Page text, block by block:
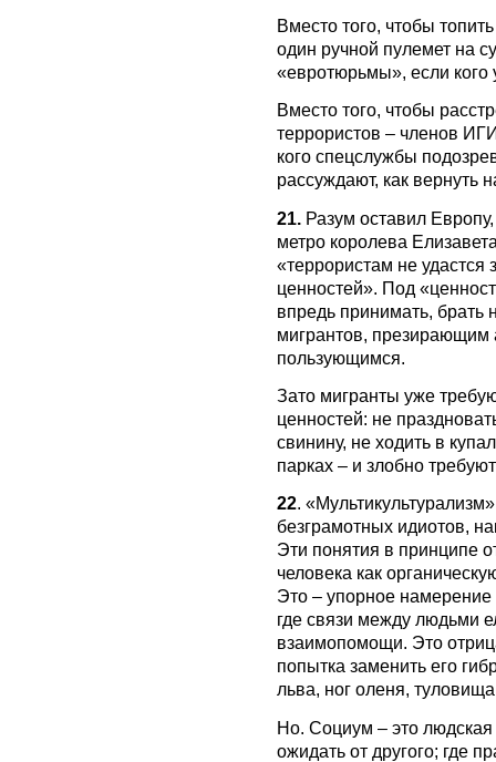
Вместо того, чтобы
один ручной пулемет на
«евротюрьмы», если кого
Вместо того, чтобы
террористов – членов
кого спецслужбы
рассуждают, как вернуть
21.
Разум оставил
метро королева
«террористам не удастся
ценностей». Под
впредь принимать, брать
мигрантов, презирающим
пользующимся.
Зато мигранты уже
ценностей: не
свинину, не ходить в
парках – и злобно
22.
безграмотных идиотов,
Эти понятия в принципе
человека как
Это – упорное
где связи между людьми
взаимопомощи. Это
попытка заменить его
льва, ног оленя,
Но. Социум – это людская
ожидать от другого; где